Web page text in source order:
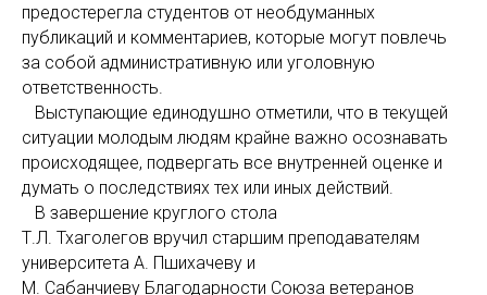
предостерегла студентов от необдуманных
публикаций и комментариев, которые могут повлечь
за собой административную или уголовную
ответственность.
Выступающие единодушно отметили, что в текущей
ситуации молодым людям крайне важно осознавать
происходящее, подвергать все внутренней оценке и
думать о последствиях тех или иных действий.
В завершение круглого стола
Т.Л. Тхаголегов вручил старшим преподавателям
университета А. Пшихачеву и
М. Сабанчиеву Благодарности Союза ветеранов